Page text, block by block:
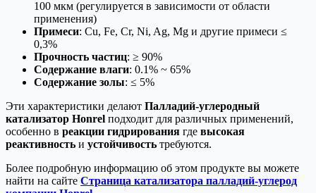
100 мкм (регулируется в зависимости от области
применения)
Примеси: Cu, Fe, Cr, Ni, Ag, Mg и другие примеси ≤
0,3%
Прочность частиц: ≥ 90%
Содержание влаги: 0.1% ~ 65%
Содержание золы: ≤ 5%
Эти характеристики делают Палладий-углеродный
катализатор Honrel подходит для различных применений,
особенно в реакции гидрирования где высокая
реактивность и устойчивость требуются.
Более подробную информацию об этом продукте вы можете
найти на сайте Страница катализатора палладий-углерод